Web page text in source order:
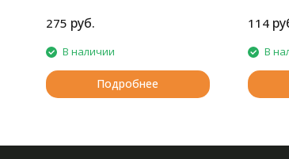
275 руб.
В наличии
Подробнее
114
В